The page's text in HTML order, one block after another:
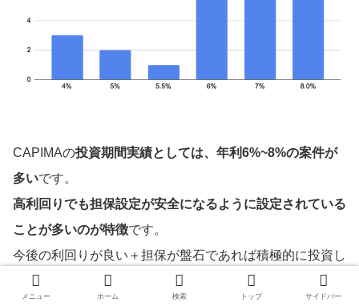
CAPIMAの投資期間実績としては、年利6%~8%の案件が
多いです。
高利回りでも担保設定が安全になるように設定されている
ことが多いのが特徴です。
今後の利回りが良い＋担保が盤石であれば積極的に投資し
メニュー ホーム 検索 トップ サイドバー